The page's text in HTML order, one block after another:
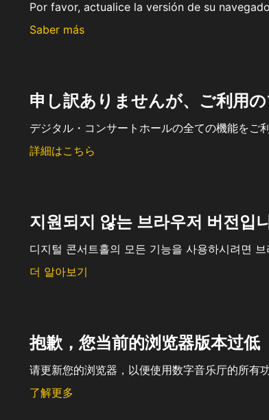
Por favor, actualice la versión de su
Saber más
申し訳ありませんが、ご利用
デジタル・コンサートホールの全ての機能をご
詳細はこちら
지원되지 않는 브라우저 버전입
디지털 콘서트홀의 모든 기능을 사용하시려면
더 알아보기
抱歉，您当前的浏览器版本过低
请更新您的浏览器，以便使用数字音乐厅的所有功
了解更多